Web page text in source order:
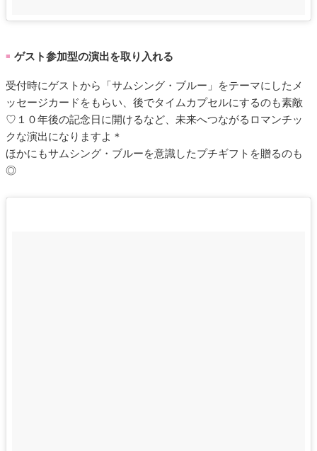
■ ゲスト参加型の演出を取り入れる
受付時にゲストから「サムシング・ブルー」をテーマにしたメ
ッセージカードをもらい、後でタイムカプセルにするのも素敵
♡１０年後の記念日に開けるなど、未来へつながるロマンチッ
クな演出になりますよ＊
ほかにもサムシング・ブルーを意識したプチギフトを贈るのも
◎